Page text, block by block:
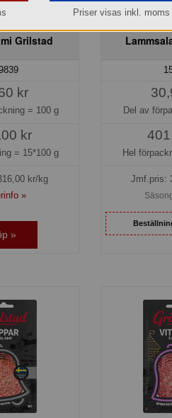
Grilstad
kr
= 100 g
kr
= 15*100 g
kr/kg
»
»
Del av
Hel
Jmf.pris:
Priser visas inkl. moms